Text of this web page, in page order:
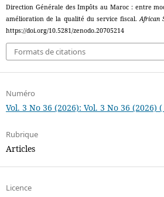
Direction Générale des Impôts au Maroc : entre
amélioration de la qualité du service fiscal.African
https://doi.org/10.5281/zenodo.20705214
Formats de citations
Numéro
Vol. 3 No 36 (2026): Vol. 3 No 36 (2026) (
Rubrique
Articles
Licence